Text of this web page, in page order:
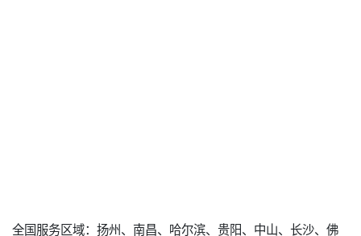
全国服务区域：扬州、南昌、哈尔滨、贵阳、中山、长沙、佛